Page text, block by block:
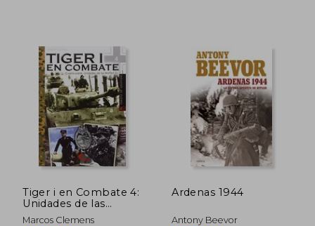
Tiger i en Combate 4:
Unidades de las
Waffen-Ss
Marcos Clemens
Ardenas 1944
Antony Beevor